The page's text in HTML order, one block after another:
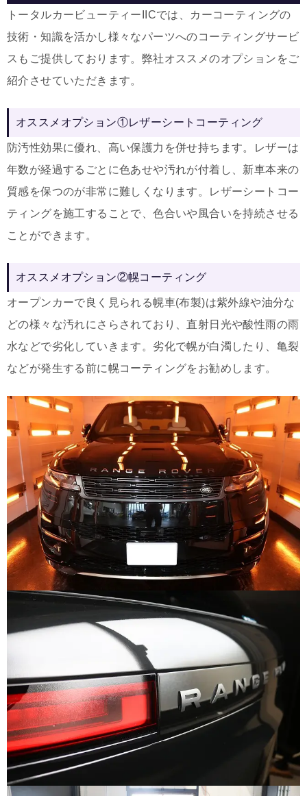
トータルカービューティーIICでは、カーコーティングの
技術・知識を活かし様々なパーツへのコーティングサービ
スもご提供しております。弊社オススメのオプションをご
紹介させていただきます。
オススメオプション①レザーシートコーティング
防汚性効果に優れ、高い保護力を併せ持ちます。レザーは
年数が経過するごとに色あせや汚れが付着し、新車本来の
質感を保つのが非常に難しくなります。レザーシートコー
ティングを施工することで、色合いや風合いを持続させる
ことができます。
オススメオプション②幌コーティング
オープンカーで良く見られる幌車(布製)は紫外線や油分な
どの様々な汚れにさらされており、直射日光や酸性雨の雨
水などで劣化していきます。劣化で幌が白濁したり、亀裂
などが発生する前に幌コーティングをお勧めします。